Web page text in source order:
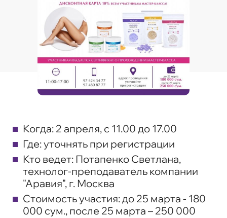
Когда: 2 апреля, с 11.00 до 17.00
Где:уточнять при регистрации
Кто ведет: Потапенко Светлана,
технолог-преподаватель компании
"Аравия", г. Москва
Стоимость участия:до 25 марта - 180
000 сум., после 25 марта – 250 000